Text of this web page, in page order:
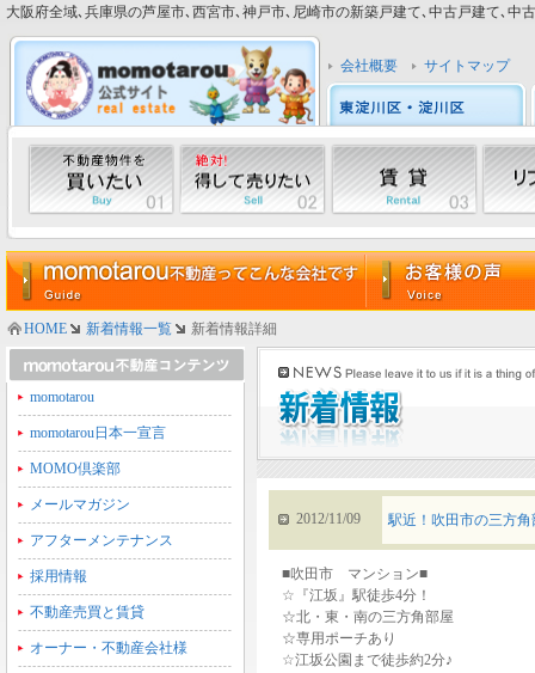
大阪府全域､兵庫県の芦屋市､西宮市､神戸市､尼崎市の新築戸建て､中古戸建て､中
会社概要 サイトマップ
HOME 新着情報一覧 新着情報詳細
momotarou
momotarou日本一宣言
MOMO倶楽部
メールマガジン
アフターメンテナンス
採用情報
不動産売買と賃貸
オーナー・不動産会社様
2012/11/09 駅近！吹田市の三方
■吹田市 マンション■
☆『江坂』駅徒歩4分！
☆北・東・南の三方角部屋
☆専用ポーチあり
☆江坂公園まで徒歩約2分♪